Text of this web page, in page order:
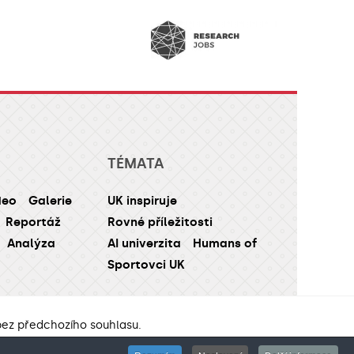
Galerie
Reportáž
Analýza
TÉMATA
UK inspiruje
Rovné příležitosti
AI univerzita
Humans of
Sportovci UK
předchozího souhlasu.